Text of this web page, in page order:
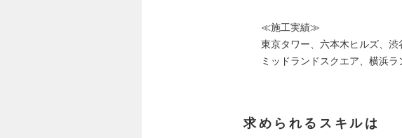
≪施工実績≫
東京タワー、六本木ヒルズ、渋
ミッドランドスクエア、横浜
求められるスキルは